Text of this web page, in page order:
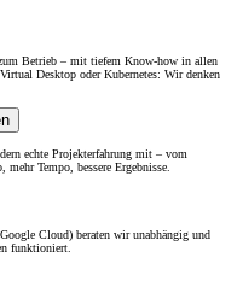
Betrieb – mit tiefem Know-how in allen
Desktop oder Kubernetes: Wir denken
echte Projekterfahrung mit – vom
Tempo, bessere Ergebnisse.
Cloud) beraten wir unabhängig und
funktioniert.